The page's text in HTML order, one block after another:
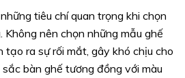
tiêu chí quan trọng khi chọn
Không nên chọn những mẫu ghế
tạo ra sự rối mắt, gây khó chịu cho
bàn ghế tương đồng với màu